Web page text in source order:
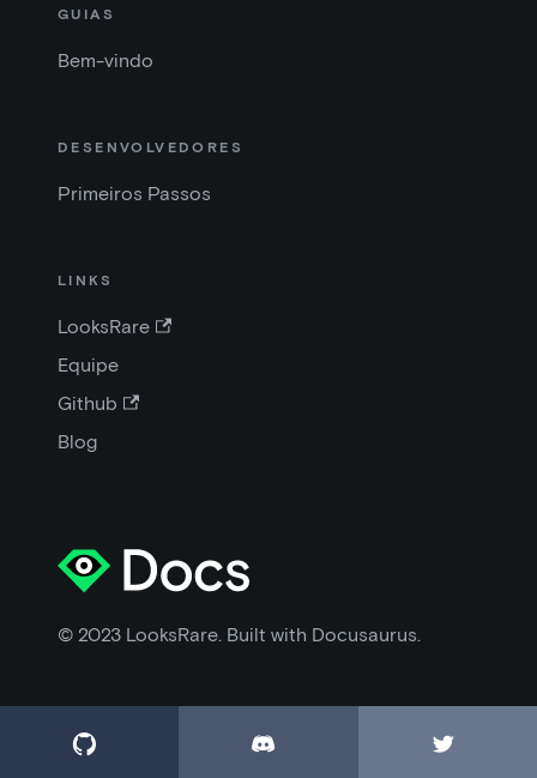
GUIAS
Bem-vindo
DESENVOLVEDORES
Primeiros Passos
LINKS
LooksRare
Equipe
Github
Blog
© 2023 LooksRare. Built with Docusaurus.
  